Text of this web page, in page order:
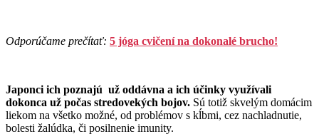
Odporúčame prečítať: 5 jóga cvičení na dokonalé brucho!
Japonci ich poznajú už oddávna a ich účinky využívali
dokonca už počas stredovekých bojov. Sú totiž skvelým domácim
liekom na všetko možné, od problémov s kĺbmi, cez nachladnutie,
bolesti žalúdka, či posilnenie imunity.